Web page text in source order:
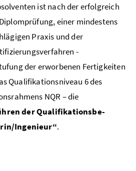
ist nach der erfolgreich
einer mindestens
Praxis und der
-
der erworbenen Fertigkeiten
Qualifikationsniveau 6 des
NQR – die
der Qualifikationsbe­
Ingenieur“.